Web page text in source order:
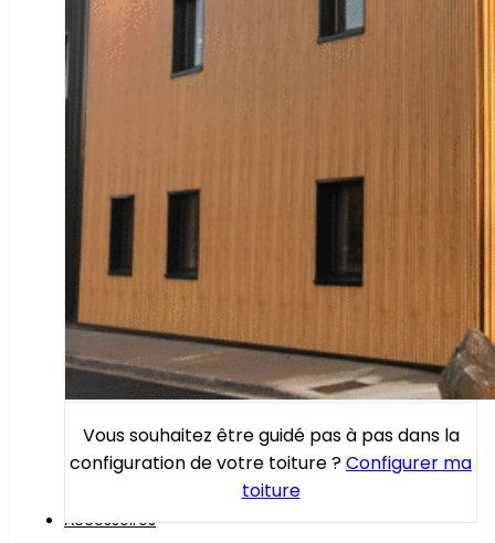
Vous souhaitez être guidé pas à pas dans la
configuration de votre toiture ?Configurer ma
toiture
Accessoires